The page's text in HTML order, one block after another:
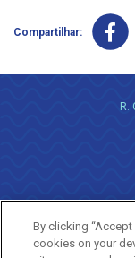
Compartilhar:
R.
By clicking
cookies on your